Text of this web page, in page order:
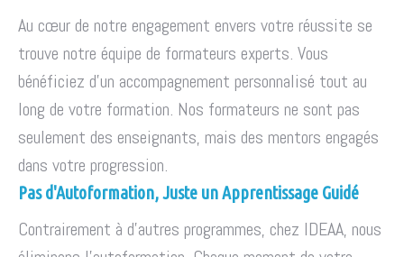
Au cœur de notre engagement envers votre réussite se
trouve notre équipe de formateurs experts. Vous
bénéficiez d'un accompagnement personnalisé tout au
long de votre formation. Nos formateurs ne sont pas
seulement des enseignants, mais des mentors engagés
dans votre progression.
Pas d'Autoformation, Juste un Apprentissage Guidé
Contrairement à d'autres programmes, chez IDEAA, nous